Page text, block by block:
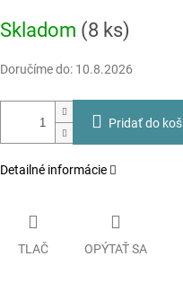
cena:
Skladom (8 ks)
Doručíme do: 10.8.2026
Pridať do
Detailné informácie
TLAČ OPÝTAŤ SA